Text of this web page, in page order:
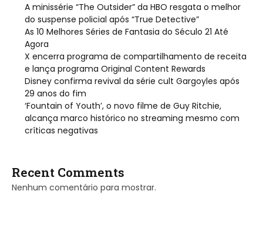
A minissérie “The Outsider” da HBO resgata o melhor
do suspense policial após “True Detective”
As 10 Melhores Séries de Fantasia do Século 21 Até
Agora
X encerra programa de compartilhamento de receita
e lança programa Original Content Rewards
Disney confirma revival da série cult Gargoyles após
29 anos do fim
‘Fountain of Youth’, o novo filme de Guy Ritchie,
alcança marco histórico no streaming mesmo com
críticas negativas
Recent Comments
Nenhum comentário para mostrar.